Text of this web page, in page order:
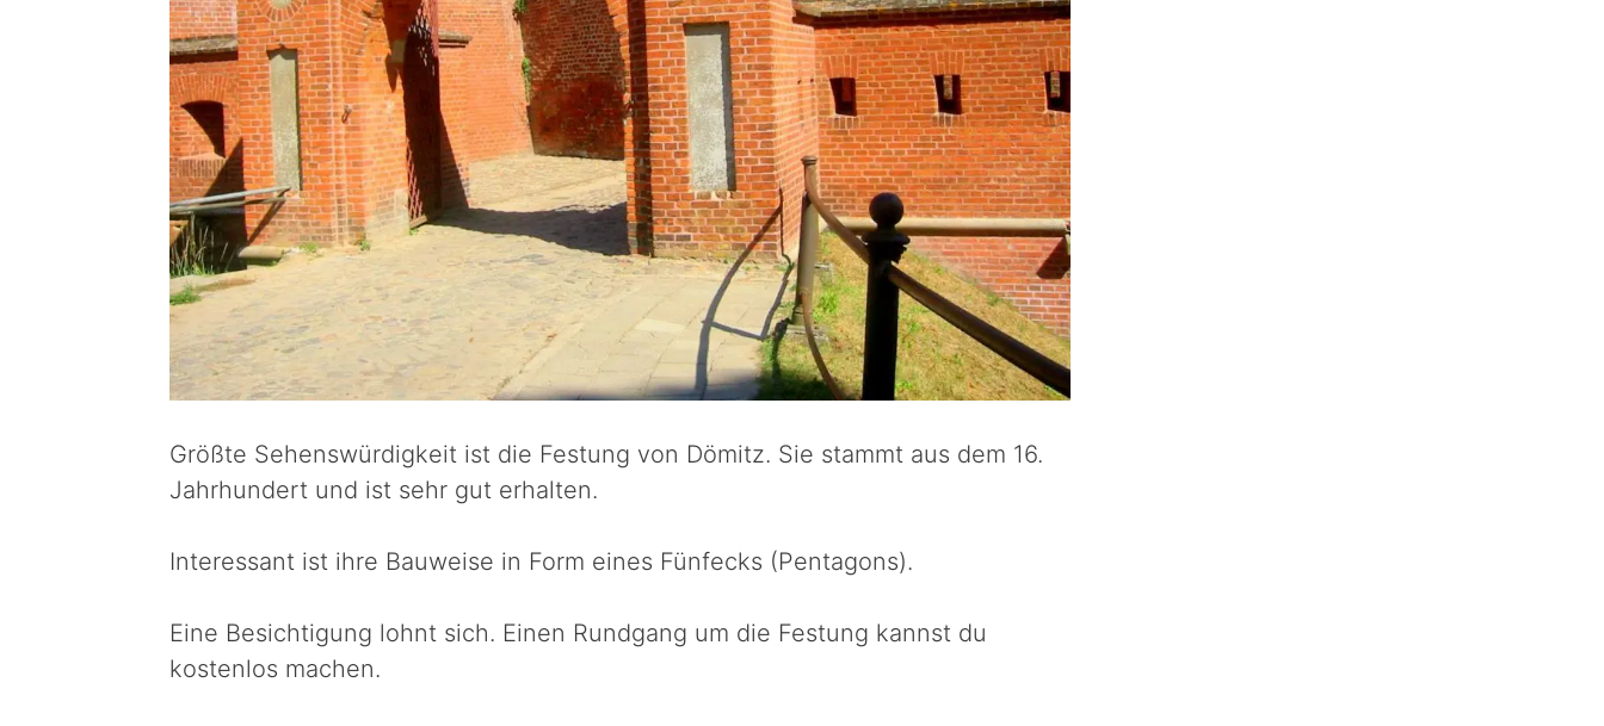
Größte Sehenswürdigkeit ist die Festung von Dömitz. Sie stammt aus dem 16.
Jahrhundert und ist sehr gut erhalten.
Interessant ist ihre Bauweise in Form eines Fünfecks (Pentagons).
Eine Besichtigung lohnt sich. Einen Rundgang um die Festung kannst du
kostenlos machen.